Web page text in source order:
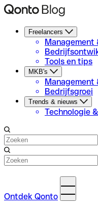
Freelancers
Management
Tools en tips
MKB's
Management
Bedrijfsgroei
Trends & nieuws
Technologie
Ontdek Qonto